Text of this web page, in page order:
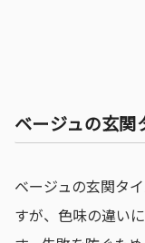
ベージュの玄関
ベージュの玄関タ
すが、色味の違い